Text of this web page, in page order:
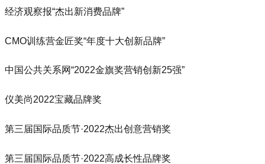
经济观察报“杰出新消费品牌”
CMO训练营金匠奖“年度十大创新品牌”
中国公共关系网“2022金旗奖营销创新25强”
仪美尚2022宝藏品牌奖
第三届国际品质节·2022杰出创意营销奖
第三届国际品质节·2022高成长性品牌奖